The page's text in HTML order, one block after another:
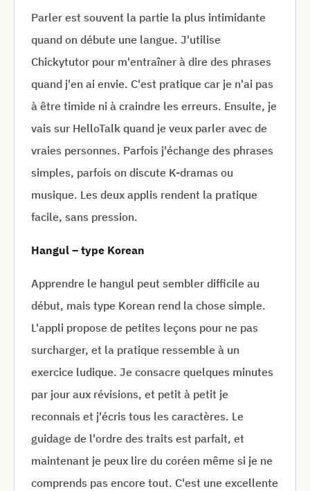
Parler est souvent la partie la plus intimidante
quand on débute une langue. J'utilise
Chickytutor pour m'entraîner à dire des phrases
quand j'en ai envie. C'est pratique car je n'ai pas
à être timide ni à craindre les erreurs. Ensuite, je
vais sur HelloTalk quand je veux parler avec de
vraies personnes. Parfois j'échange des phrases
simples, parfois on discute K-dramas ou
musique. Les deux applis rendent la pratique
facile, sans pression.
Hangul – type Korean
Apprendre le hangul peut sembler difficile au
début, mais type Korean rend la chose simple.
L'appli propose de petites leçons pour ne pas
surcharger, et la pratique ressemble à un
exercice ludique. Je consacre quelques minutes
par jour aux révisions, et petit à petit je
reconnais et j'écris tous les caractères. Le
guidage de l'ordre des traits est parfait, et
maintenant je peux lire du coréen même si je ne
comprends pas encore tout. C'est une excellente